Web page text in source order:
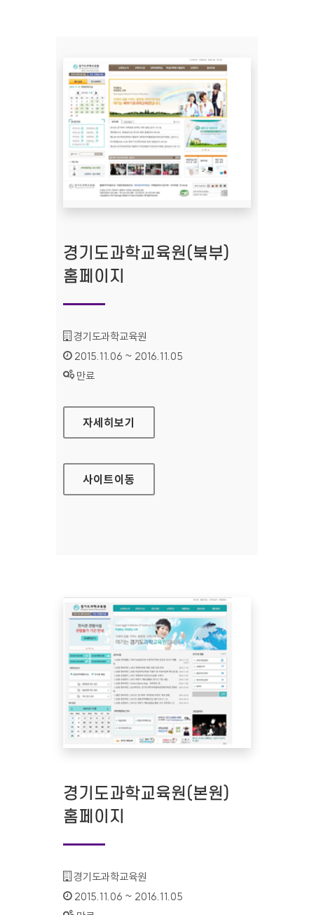
경기도과학교육원(북부)
홈페이지
기관명 :
경기도과학교육원
인증기간 :
2015.11.06 ~ 2016.11.05
상태 :
만료
경기도과학교육원(북부) 홈페이지
자세히보기
사이트이동
경기도과학교육원(본원)
홈페이지
기관명 :
경기도과학교육원
인증기간 :
2015.11.06 ~ 2016.11.05